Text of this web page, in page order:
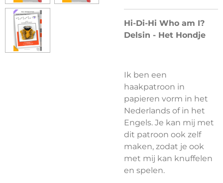
Hi-Di-Hi Who am I?
Delsin - Het Hondje
Ik ben een
haakpatroon in
papieren vorm in het
Nederlands of in het
Engels. Je kan mij met
dit patroon ook zelf
maken, zodat je ook
met mij kan knuffelen
en spelen.